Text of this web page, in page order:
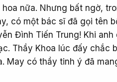
nữa. Nhưng bất ngờ,
có một bác sĩ đã gọi tên
Đình Tiến Trung! Khi
Thầy Khoa lúc đấy chắc
May có thầy tinh ý đã